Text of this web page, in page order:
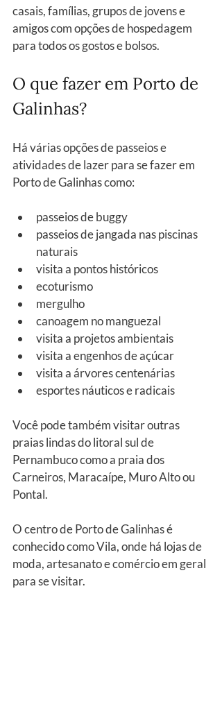
casais, famílias, grupos de jovens e
amigos com opções de hospedagem
para todos os gostos e bolsos.
O que fazer em Porto de
Galinhas?
Há várias opções de passeios e
atividades de lazer para se fazer em
Porto de Galinhas como:
passeios de buggy
passeios de jangada nas piscinas
naturais
visita a pontos históricos
ecoturismo
mergulho
canoagem no manguezal
visita a projetos ambientais
visita a engenhos de açúcar
visita a árvores centenárias
esportes náuticos e radicais
Você pode também visitar outras
praias lindas do litoral sul de
Pernambuco como a praia dos
Carneiros, Maracaípe, Muro Alto ou
Pontal.
O centro de Porto de Galinhas é
conhecido como Vila, onde há lojas de
moda, artesanato e comércio em geral
para se visitar.